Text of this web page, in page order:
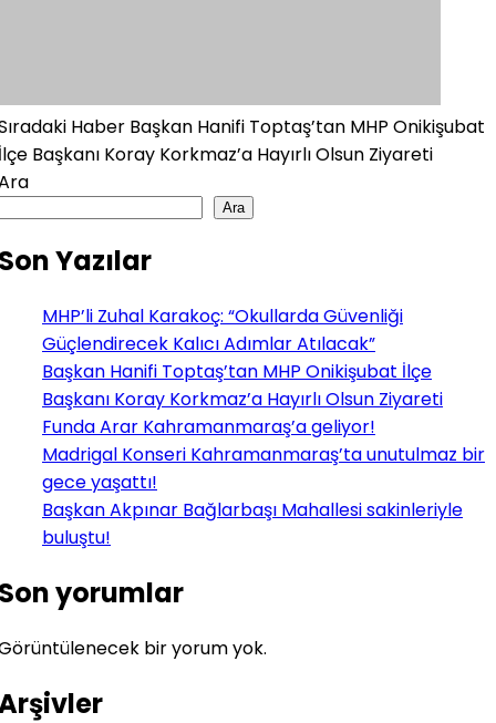
Haber Başkan Hanifi Toptaş’tan MHP Onikişubat
Başkanı Koray Korkmaz’a Hayırlı Olsun Ziyareti
Ara
Yazılar
MHP’li Zuhal Karakoç: “Okullarda Güvenliği
Güçlendirecek Kalıcı Adımlar Atılacak”
Başkan Hanifi Toptaş’tan MHP Onikişubat İlçe
Başkanı Koray Korkmaz’a Hayırlı Olsun Ziyareti
Funda Arar Kahramanmaraş’a geliyor!
Madrigal Konseri Kahramanmaraş’ta unutulmaz bir
gece yaşattı!
Başkan Akpınar Bağlarbaşı Mahallesi sakinleriyle
buluştu!
yorumlar
bir yorum yok.